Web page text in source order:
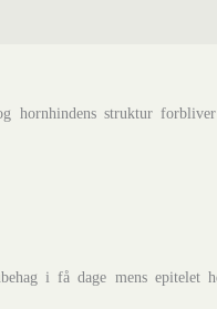
hornhindens struktur
i få dage mens epitelet